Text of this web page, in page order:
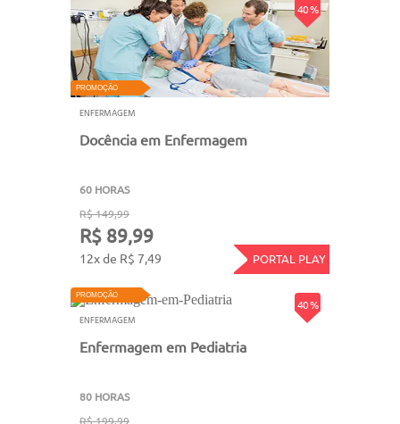
40 %
PROMOÇÃO
ENFERMAGEM
Docência em Enfermagem
60 HORAS
R$ 149,99
R$ 89,99
12x de R$ 7,49 PORTAL PLAY
40 %
PROMOÇÃO
ENFERMAGEM
Enfermagem em Pediatria
80 HORAS
R$ 199,99